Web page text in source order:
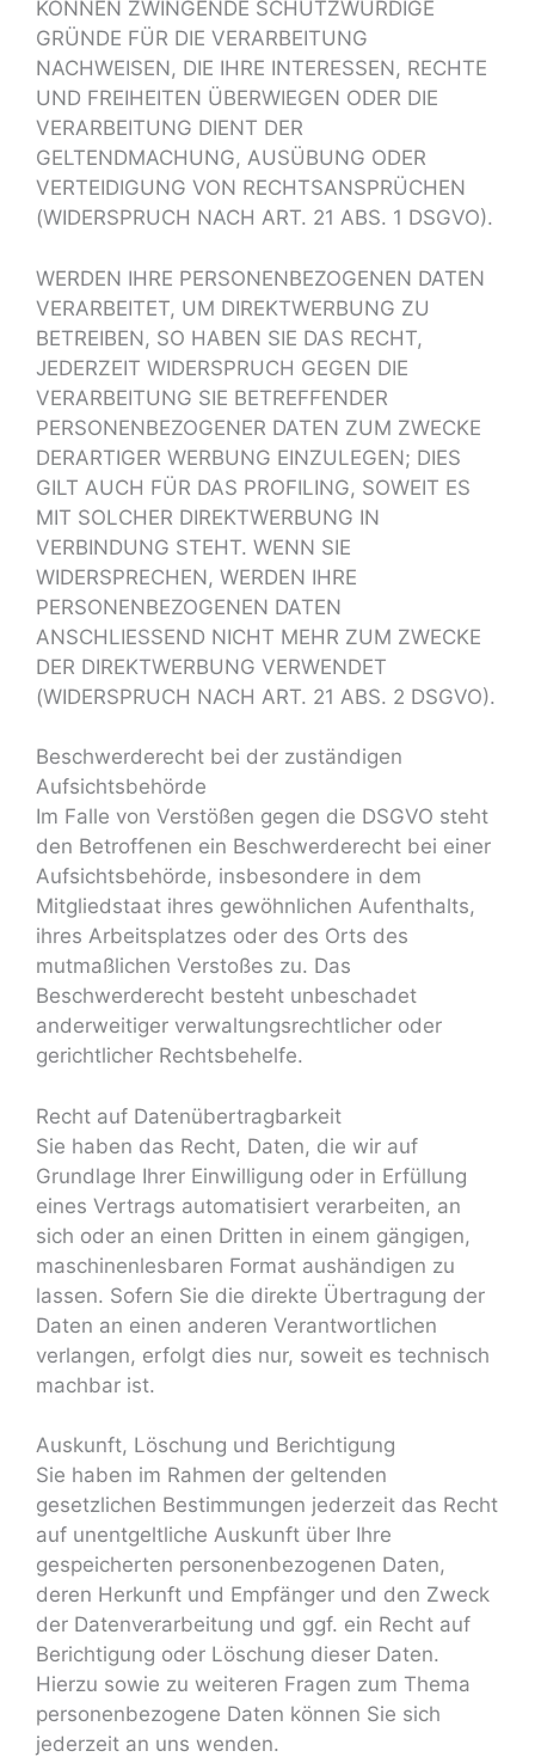
KÖNNEN ZWINGENDE SCHUTZWÜRDIGE
GRÜNDE FÜR DIE VERARBEITUNG
NACHWEISEN, DIE IHRE INTERESSEN, RECHTE
UND FREIHEITEN ÜBERWIEGEN ODER DIE
VERARBEITUNG DIENT DER
GELTENDMACHUNG, AUSÜBUNG ODER
VERTEIDIGUNG VON RECHTSANSPRÜCHEN
(WIDERSPRUCH NACH ART. 21 ABS. 1 DSGVO).
WERDEN IHRE PERSONENBEZOGENEN DATEN
VERARBEITET, UM DIREKTWERBUNG ZU
BETREIBEN, SO HABEN SIE DAS RECHT,
JEDERZEIT WIDERSPRUCH GEGEN DIE
VERARBEITUNG SIE BETREFFENDER
PERSONENBEZOGENER DATEN ZUM ZWECKE
DERARTIGER WERBUNG EINZULEGEN; DIES
GILT AUCH FÜR DAS PROFILING, SOWEIT ES
MIT SOLCHER DIREKTWERBUNG IN
VERBINDUNG STEHT. WENN SIE
WIDERSPRECHEN, WERDEN IHRE
PERSONENBEZOGENEN DATEN
ANSCHLIESSEND NICHT MEHR ZUM ZWECKE
DER DIREKTWERBUNG VERWENDET
(WIDERSPRUCH NACH ART. 21 ABS. 2 DSGVO).
Beschwerde­recht bei der zuständigen
Aufsichts­behörde
Im Falle von Verstößen gegen die DSGVO steht
den Betroffenen ein Beschwerderecht bei einer
Aufsichtsbehörde, insbesondere in dem
Mitgliedstaat ihres gewöhnlichen Aufenthalts,
ihres Arbeitsplatzes oder des Orts des
mutmaßlichen Verstoßes zu. Das
Beschwerderecht besteht unbeschadet
anderweitiger verwaltungsrechtlicher oder
gerichtlicher Rechtsbehelfe.
Recht auf Daten­übertrag­barkeit
Sie haben das Recht, Daten, die wir auf
Grundlage Ihrer Einwilligung oder in Erfüllung
eines Vertrags automatisiert verarbeiten, an
sich oder an einen Dritten in einem gängigen,
maschinenlesbaren Format aushändigen zu
lassen. Sofern Sie die direkte Übertragung der
Daten an einen anderen Verantwortlichen
verlangen, erfolgt dies nur, soweit es technisch
machbar ist.
Auskunft, Löschung und Berichtigung
Sie haben im Rahmen der geltenden
gesetzlichen Bestimmungen jederzeit das Recht
auf unentgeltliche Auskunft über Ihre
gespeicherten personenbezogenen Daten,
deren Herkunft und Empfänger und den Zweck
der Datenverarbeitung und ggf. ein Recht auf
Berichtigung oder Löschung dieser Daten.
Hierzu sowie zu weiteren Fragen zum Thema
personenbezogene Daten können Sie sich
jederzeit an uns wenden.